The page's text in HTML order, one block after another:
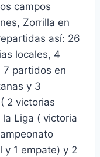
campos
Zorrilla en
así: 26
locales, 4
7 partidos en
y 3
2 victorias
Liga ( victoria
y 1 empate) y 2